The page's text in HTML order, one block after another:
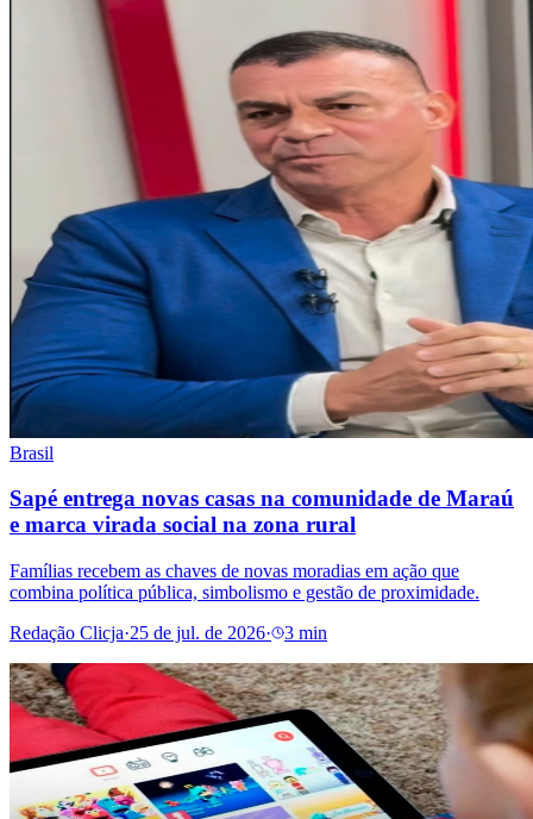
Brasil
Sapé entrega novas casas na comunidade de Maraú
e marca virada social na zona rural
Famílias recebem as chaves de novas moradias em ação que
combina política pública, simbolismo e gestão de proximidade.
Redação Clicja·25 de jul. de 2026· 3 min